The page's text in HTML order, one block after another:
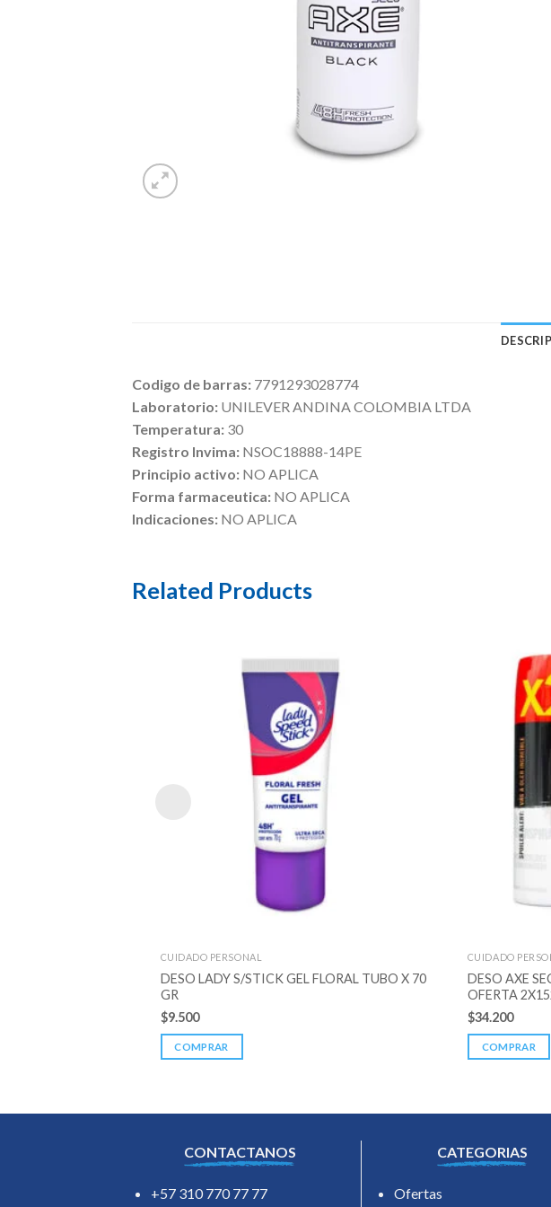
Codigo de barras: 7791293028774
Laboratorio: UNILEVER ANDINA COLOMBIA LTDA
Temperatura: 30
Registro Invima: NSOC18888-14PE
Principio activo: NO APLICA
Forma farmaceutica: NO APLICA
Indicaciones: NO APLICA
Related Products
CUIDADO PERSONAL
DESO LADY S/STICK GEL FLORAL TUBO X 70
GR
$9.500
COMPRAR
CUIDADO
DESO AXE
OFERTA
$34.200
COMPRAR
CONTACTANOS
+57 310 770 77 77
CATEGORIAS
Ofertas